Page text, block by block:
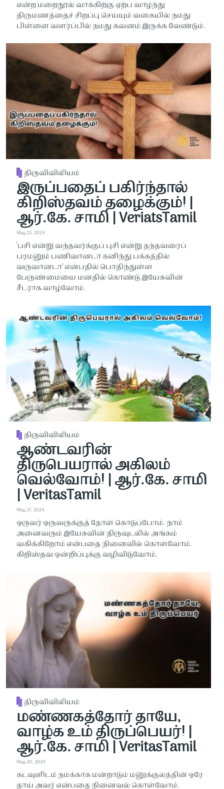
என்ற மறைநூல் வாக்கிற்கு ஏற்ப வாழ்ந்து
திருமணத்தைச் சிறப்பு செய்யும் வகையில் நமது
பிள்ளை வளர்ப்பில் நமது கவனம் இருக்க வேண்டும்.
திருவிவிலியம்
இருப்பதைப் பகிர்ந்தால்
கிறிஸ்தவம் தழைக்கும்! |
ஆர்.கே. சாமி | VeriatsTamil
May 22, 2024
‘பசி என்று வந்தவர்க்குப் புசி என்று தந்தவரைப்
பரமனும் பணிவானடா கனிந்து பக்கத்தில்
வருவானடா’ என்பதில் பொதிந்துள்ள
பேருண்மையை மனதில் கொண்டு இயேசுவின்
சீடராக வாழ்வோம்.
திருவிவிலியம்
ஆண்டவரின்
திருபெயரால் அகிலம்
வெல்வோம்! | ஆர்.கே. சாமி
| VeritasTamil
May 21, 2024
ஒருவர் ஒருவருக்குத் தோள் கொடுப்போம். நாம்
அனைவரும் இயேசுவின் திருவுடலில் அங்கம்
வகிக்கிறோம் என்பதை நினைவில் கொள்வோம்.
கிறிஸ்தவ ஒன்றிப்புக்கு வழிவிடுவோம்.
திருவிவிலியம்
மண்ணகத்தோர் தாயே,
வாழ்க உம் திருப்பெயர்! |
ஆர்.கே. சாமி | VeritasTamil
May 20, 2024
கடவுளிடம் நமக்காக மன்றாடும் மனுக்குலத்தின் ஒரே
தாய் அவர் என்பதை நினைவல் கொள்வோம்.